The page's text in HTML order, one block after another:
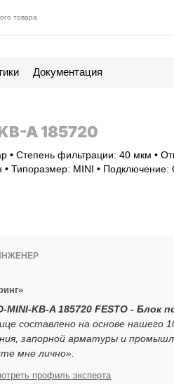
товара
Документация
A 185720
• Степень фильтрации: 40 мкм •
Типоразмер: MINI • Подключение:
MINI-KB-A 185720 FESTO - Блок
составлено на основе
запорной арматуры и
мне лично».
профиль эксперта